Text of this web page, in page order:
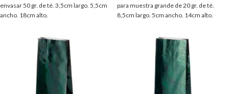
envasar 50 gr. de té. 3,5cm largo. 5,5cm
ancho. 18cm alto.
para muestra grande de 20 gr. de té.
8,5cm largo. 5cm ancho. 14cm alto.